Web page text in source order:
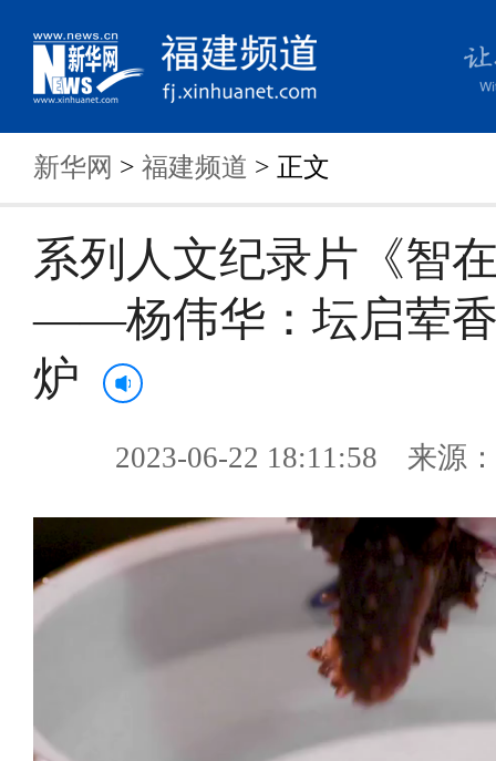
新华网 > 福建频道 > 正文
系列人文纪录片《智
——杨伟华：坛启荤
炉
2023-06-22 18:11:58 来源